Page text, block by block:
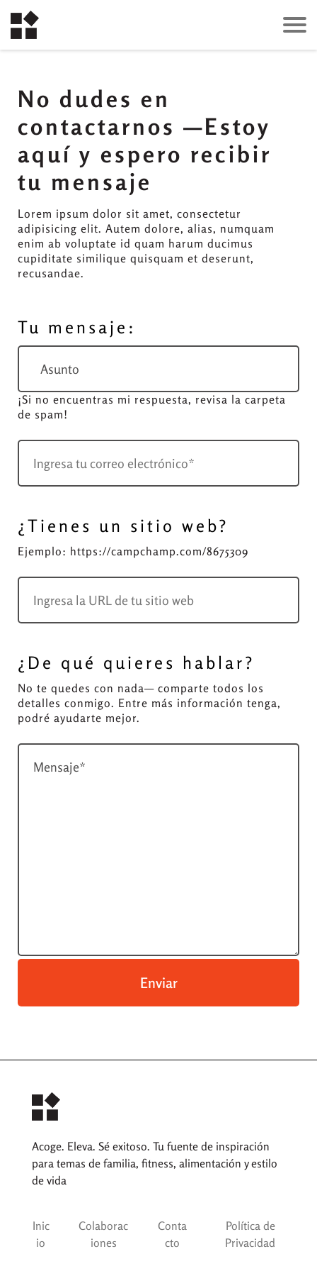
No dudes en
contactarnos —Estoy
aquí y espero recibir
tu mensaje
Lorem ipsum dolor sit amet, consectetur
adipisicing elit. Autem dolore, alias, numquam
enim ab voluptate id quam harum ducimus
cupiditate similique quisquam et deserunt,
recusandae.
Tu mensaje:
¡Si no encuentras mi respuesta, revisa la carpeta
de spam!
¿Tienes un sitio web?
Ejemplo: https://campchamp.com/8675309
¿De qué quieres hablar?
No te quedes con nada— comparte todos los
detalles conmigo. Entre más información tenga,
podré ayudarte mejor.
Enviar
Acoge. Eleva. Sé exitoso. Tu fuente de inspiración
para temas de familia, fitness, alimentación y estilo
de vida
Inic
io
Colaborac
iones
Conta
cto
Política de
Privacidad